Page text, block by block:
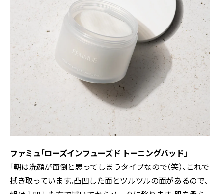
ファミュ「ローズインフューズド トーニングパッド」
「朝は洗顔が面倒と思ってしまうタイプなので（笑）、これで
拭き取っています。凸凹した面とツルツルの面があるので、